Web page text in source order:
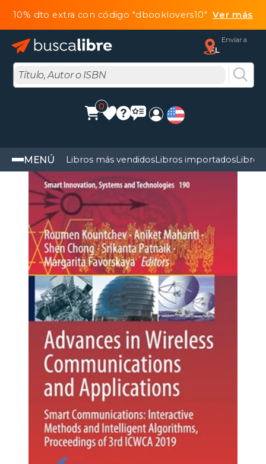
10% dto extra con código "dbooklovers10"Ver más
Enviar a
FL
0
MENÚ Libros más vendidosLibros importadosLibros